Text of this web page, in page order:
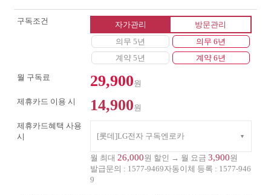
구독조건 자가관리
방문관리
의무 5년
계약 5년
의무 6년
계약 6년
월 구독료 29,900원
제휴카드 이용 시
14,900원
제휴카드혜택 사용
시
[롯데]LG전자 구독엔로카
월 최대 26,000원 할인 → 월 요금 3,900원
발급문의 : 1577-9469자동이체 등록 : 1577-946
9